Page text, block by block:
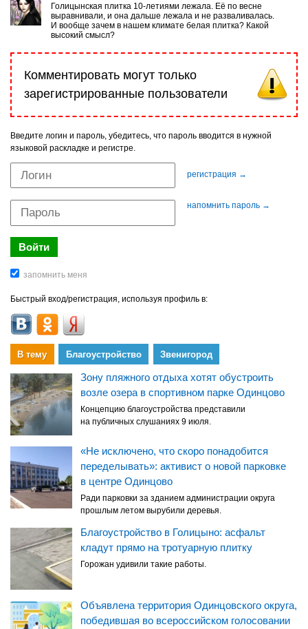
Голицынская плитка 10-летиями лежала. Её по весне
выравнивали, и она дальше лежала и не разваливалась.
И вообще зачем в нашем климате белая плитка? Какой
высокий смысл?
Комментировать могут только
зарегистрированные пользователи
Введите логин и пароль, убедитесь, что пароль вводится в нужной
языковой раскладке и регистре.
регистрация →
напомнить пароль →
Быстрый вход/регистрация, используя профиль в:
В тему Благоустройство Звенигород
Зону пляжного отдыха хотят обустроить
возле озера в спортивном парке Одинцово
Концепцию благоустройства представили
на публичных слушаниях 9 июля.
«Не исключено, что скоро понадобится
переделывать»: активист о новой парковке
в центре Одинцово
Ради парковки за зданием администрации округа
прошлым летом вырубили деревья.
Благоустройство в Голицыно: асфальт
кладут прямо на тротуарную плитку
Горожан удивили такие работы.
Объявлена территория Одинцовского округа,
победившая во всероссийском голосовании